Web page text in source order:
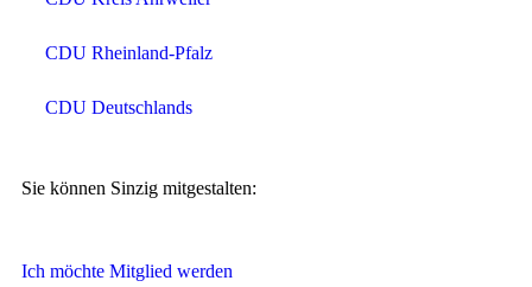
CDU Rheinland-Pfalz
CDU Deutschlands
Sie können Sinzig mitgestalten:
Ich möchte Mitglied werden